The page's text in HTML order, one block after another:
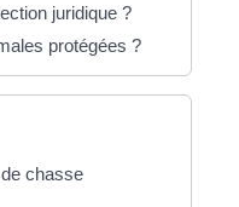
juridique ?
protégées ?
chasse